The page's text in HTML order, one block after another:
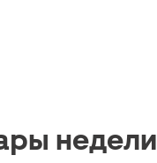
недели